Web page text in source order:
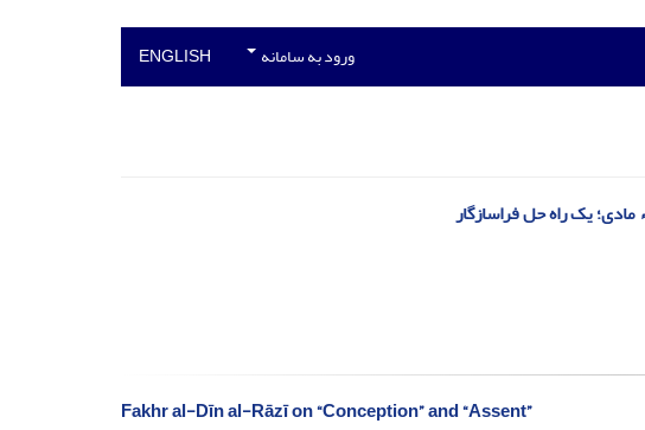
ورود به سامانه ENGLISH
یک راه حل فراسازگار
Fakhr al-Dīn al-Rāzī on “Conception” and “Assent”